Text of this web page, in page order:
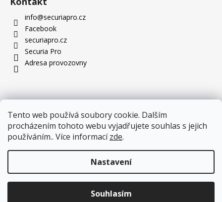
Tento web používá soubory cookie. Dalším
procházením tohoto webu vyjadřujete souhlas s jejich
používáním.. Více informacízde.
Nastavení
Souhlasím
Novinka, kterou stojí za to vidět: nové PTZ kamery jsou
info@securiapro.cz
Facebook
securiapro.cz
Securia Pro
Adresa provozovny
SecuriaPro.cz. Všechna práva vyhrazena.